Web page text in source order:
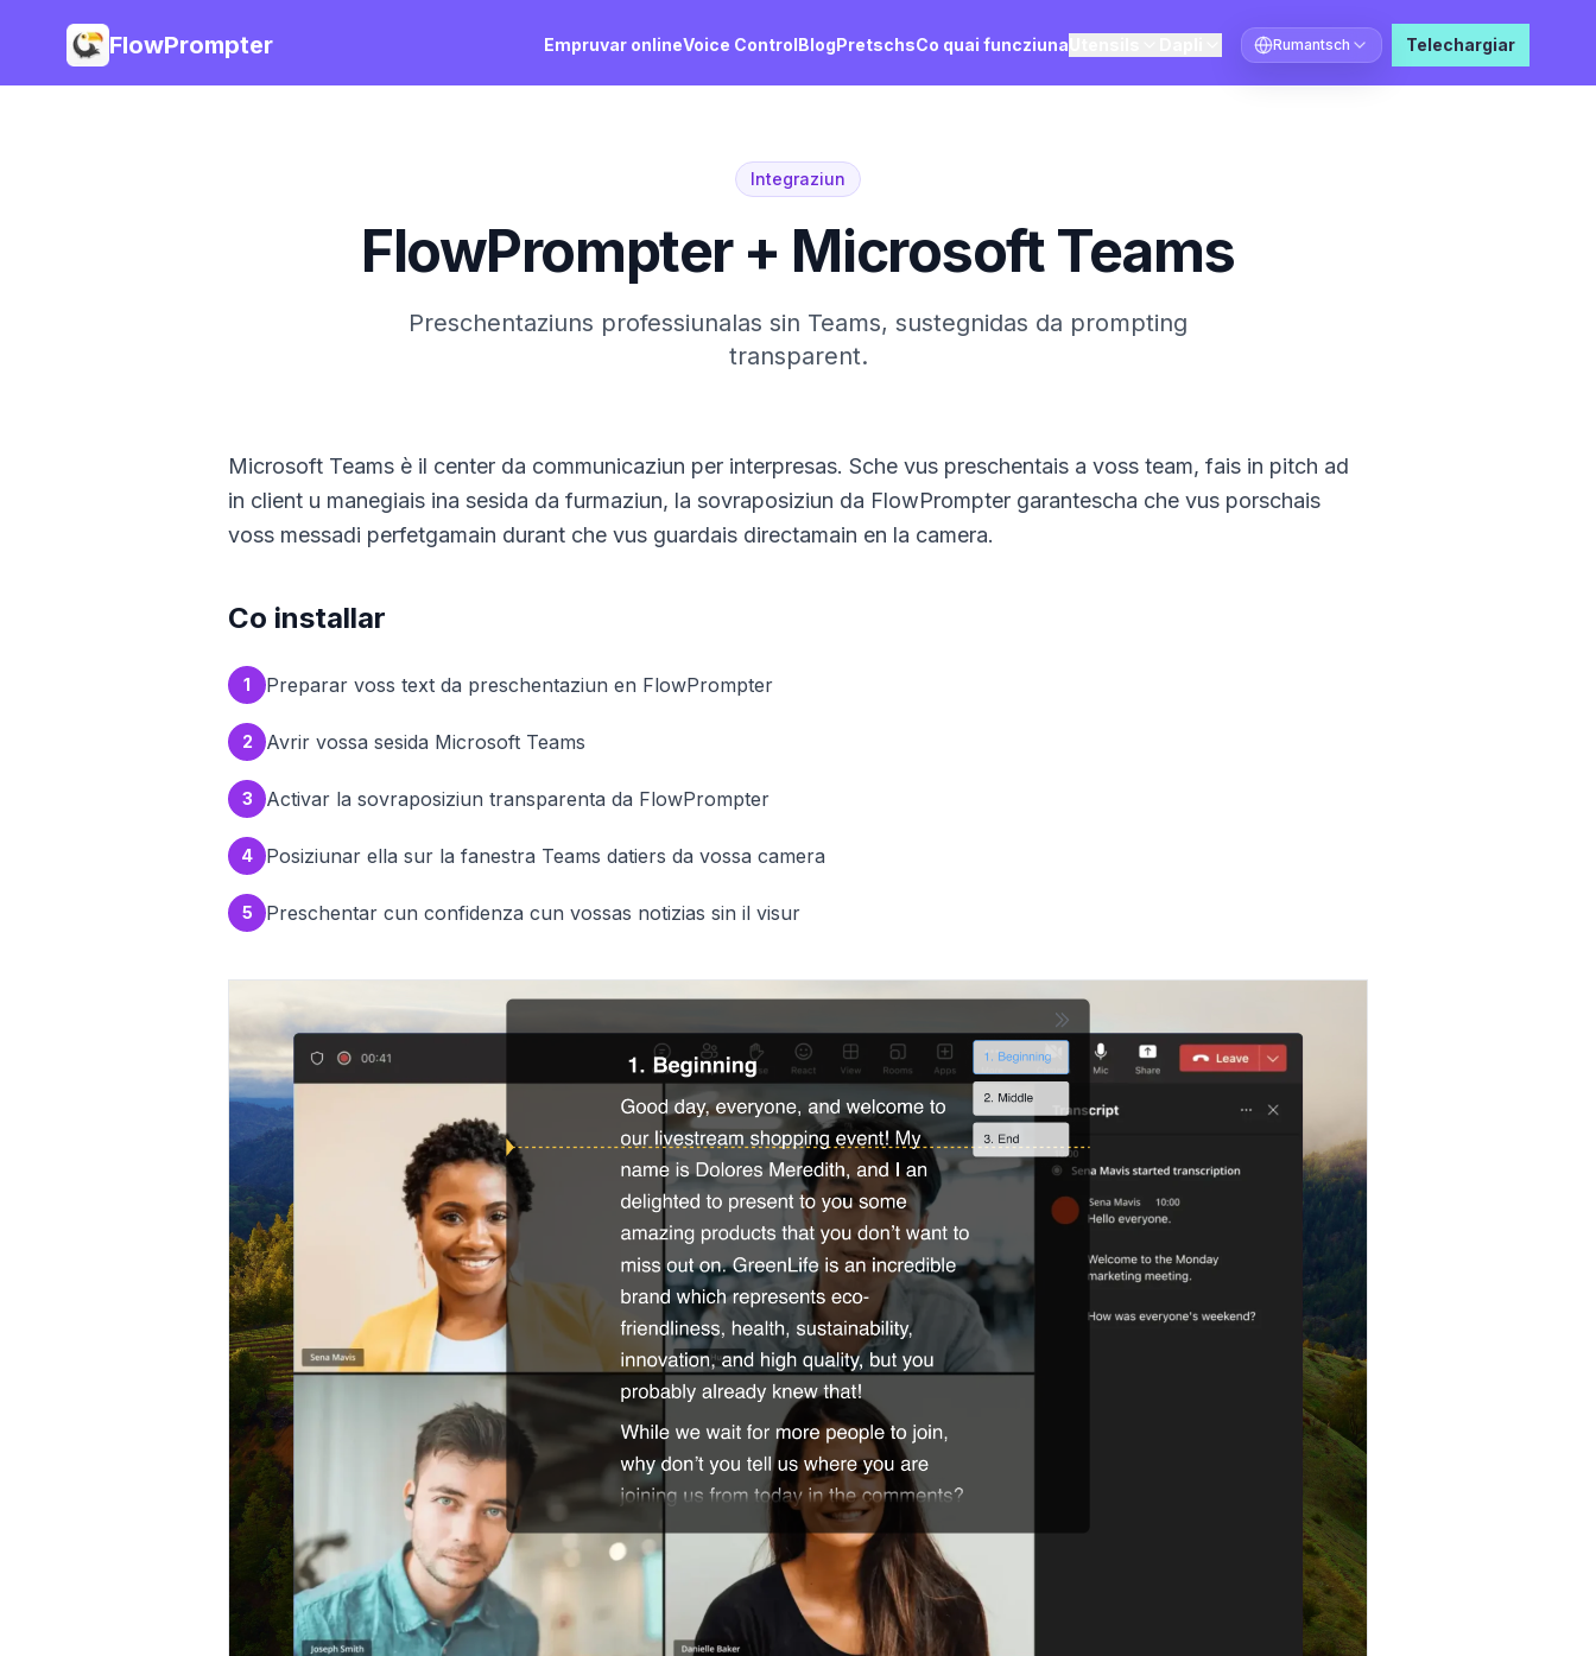
FlowPrompter Empruvar onlineVoice ControlBlogPretschsCo quai funcziuna Tscherner la lingua
Rumantsch Telechargiar
Integraziun
FlowPrompter + Microsoft Teams
Preschentaziuns professiunalas sin Teams, sustegnidas da prompting
transparent.
Microsoft Teams è il center da communicaziun per interpresas. Sche vus preschentais a voss team, fais in pitch ad
in client u manegiais ina sesida da furmaziun, la sovraposiziun da FlowPrompter garantescha che vus porschais
voss messadi perfetgamain durant che vus guardais directamain en la camera.
Co installar
1 Preparar voss text da preschentaziun en FlowPrompter
2 Avrir vossa sesida Microsoft Teams
3 Activar la sovraposiziun transparenta da FlowPrompter
4 Posiziunar ella sur la fanestra Teams datiers da vossa camera
5 Preschentar cun confidenza cun vossas notizias sin il visur